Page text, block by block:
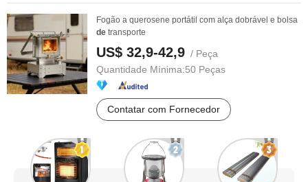
Fogão a querosene portátil com alça dobrável e bolsa
de transporte
US$ 32,9-42,9 / Peça
Quantidade Mínima:50 Peças
Contatar com Fornecedor